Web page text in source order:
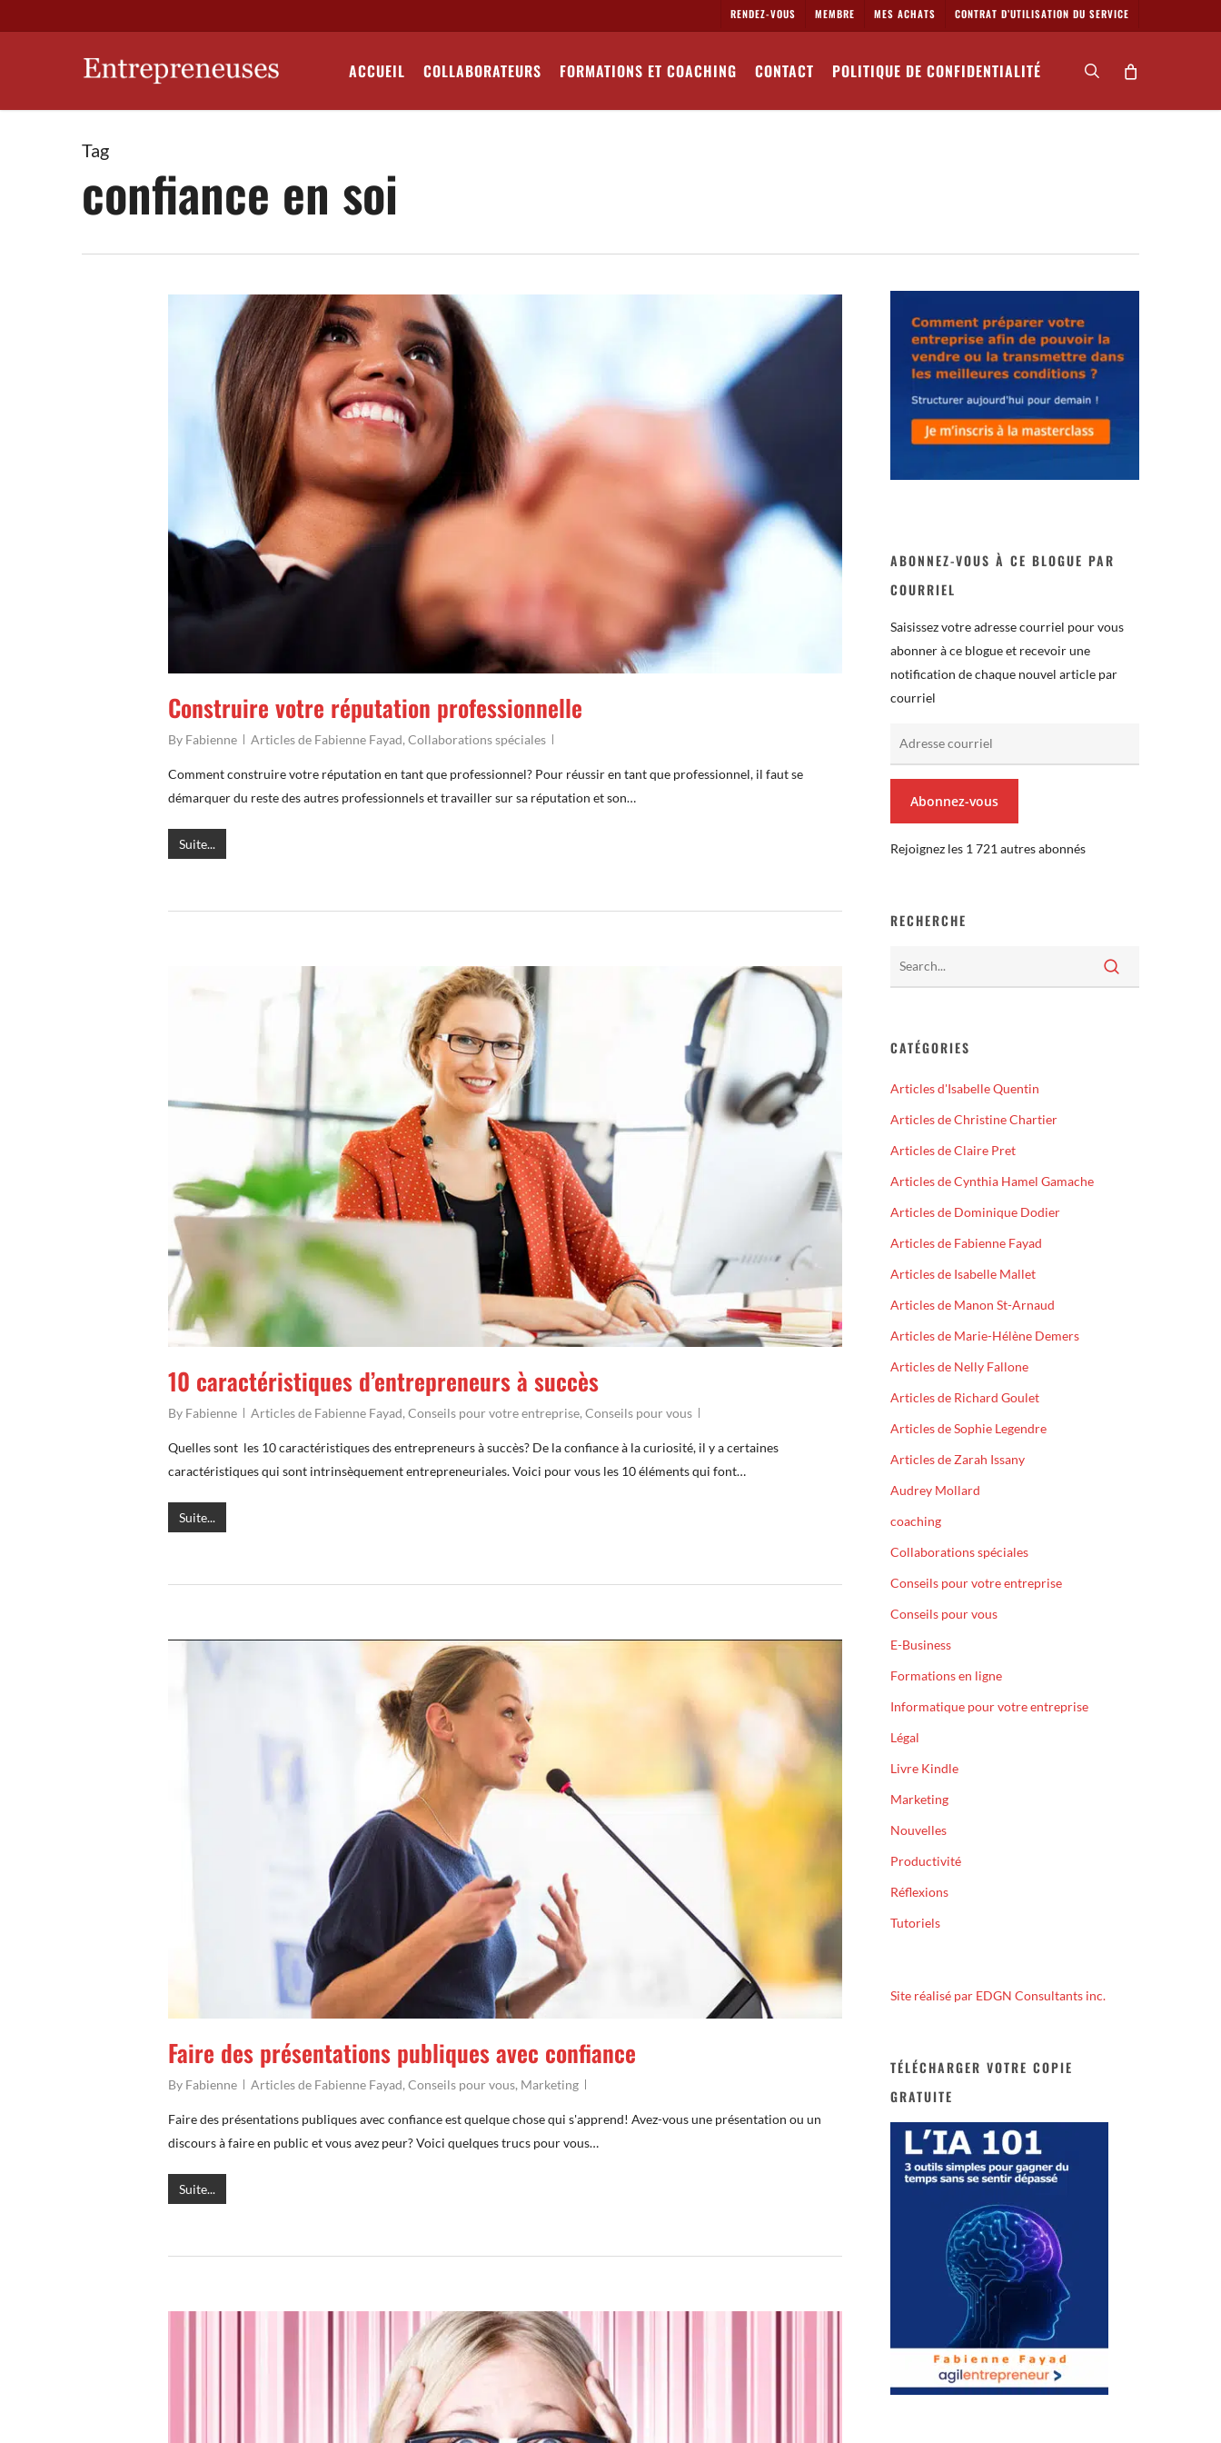
to
RENDEZ-VOUS MEMBRE MES ACHATS CONTRAT D’UTILISATION DU SERVICE
ACCUEIL COLLABORATEURS FORMATIONS ET COACHING CONTACT POLITIQUE DE CONFIDENTIALITÉ search
Tag
confiance en soi
Construire votre réputation professionnelle
By Fabienne Articles de Fabienne Fayad,Collaborations spéciales
Comment construire votre réputation en tant que professionnel?​ Pour réussir en tant que professionnel, il faut se
démarquer du reste des autres professionnels et travailler sur sa réputation et son…
Suite...
10 caractéristiques d’entrepreneurs à succès
By Fabienne Articles de Fabienne Fayad, Conseils pour votre entreprise, Conseils pour vous
Quelles sont les 10 caractéristiques des entrepreneurs à succès? De la confiance à la curiosité, il y a certaines
caractéristiques qui sont intrinsèquement entrepreneuriales. Voici pour vous les 10 éléments qui font…
Suite...
Faire des présentations publiques avec confiance
By Fabienne Articles de Fabienne Fayad, Conseils pour vous, Marketing
Faire des présentations publiques avec confiance est quelque chose qui s'apprend! Avez-vous une présentation ou un
discours à faire en public et vous avez peur? Voici quelques trucs pour vous…
Suite...
ABONNEZ-VOUS À CE BLOGUE PAR
COURRIEL
Saisissez votre adresse courriel pour vous
abonner à ce blogue et recevoir une
notification de chaque nouvel article par
courriel
Abonnez-vous
Rejoignez les 1 721 autres abonnés
RECHERCHE
CATÉGORIES
Articles d'Isabelle Quentin
Articles de Christine Chartier
Articles de Claire Pret
Articles de Cynthia Hamel Gamache
Articles de Dominique Dodier
Articles de Fabienne Fayad
Articles de Isabelle Mallet
Articles de Manon St-Arnaud
Articles de Marie-Hélène Demers
Articles de Nelly Fallone
Articles de Richard Goulet
Articles de Sophie Legendre
Articles de Zarah Issany
Audrey Mollard
coaching
Collaborations spéciales
Conseils pour votre entreprise
Conseils pour vous
E-Business
Formations en ligne
Informatique pour votre entreprise
Légal
Livre Kindle
Marketing
Nouvelles
Productivité
Réflexions
Tutoriels
Site réalisé par EDGN Consultants inc.
TÉLÉCHARGER VOTRE COPIE
GRATUITE